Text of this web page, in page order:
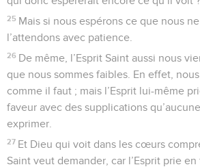
25 Mais si nous espérons ce que nous
l’attendons avec patience.
26 De même, l’Esprit Saint aussi nous
que nous sommes faibles. En effet,
comme il faut ; mais l’Esprit lui-même
faveur avec des supplications
exprimer.
27 Et Dieu qui voit dans les cœurs
Saint veut demander, car l’Esprit prie en